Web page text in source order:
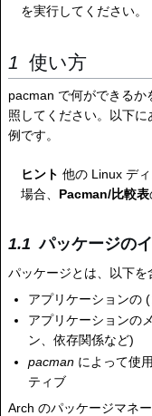
を実行してください。
使い方
pacman で何ができるか
照してください。以下
例です。
ヒント 他の Linux デ
場合、 Pacman/比較表
パッケージの
パッケージとは、以下を
アプリケーションの
アプリケーションの
ン、依存関係など)
pacman によって使
ティブ
Arch のパッケージマネ